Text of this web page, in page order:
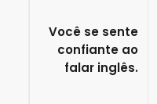
Você se sente
confiante ao
falar inglês.